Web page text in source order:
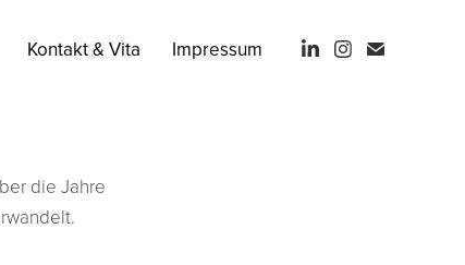
Kontakt & Vita Impressum
die Jahre